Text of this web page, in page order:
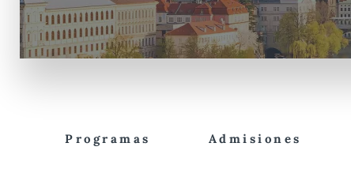
Programas Admisiones